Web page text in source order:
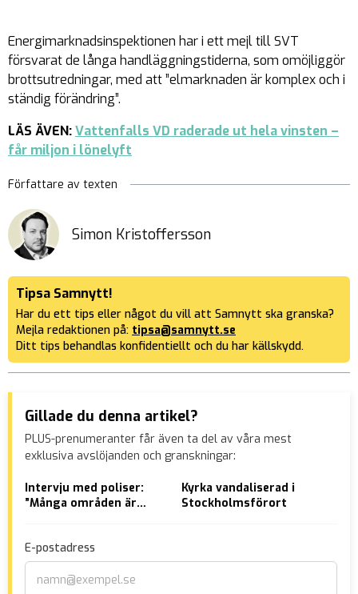
Energimarknadsinspektionen har i ett mejl till SVT
försvarat de långa handläggningstiderna, som omöjliggör
brottsutredningar, med att ”elmarknaden är komplex och i
ständig förändring”.
LÄS ÄVEN:Vattenfalls VD raderade ut hela vinsten –
får miljon i lönelyft
Författare av texten
Simon Kristoffersson
Tipsa Samnytt!
Har du ett tips eller något du vill att Samnytt ska granska?
Mejla redaktionen på: tipsa@samnytt.se
Ditt tips behandlas konfidentiellt och du har källskydd.
Gillade du denna artikel?
PLUS-prenumeranter får även ta del av våra mest
exklusiva avslöjanden och granskningar:
Intervju med poliser:
”Många områden är
Kyrka vandaliserad i
Stockholmsförort
E-postadress